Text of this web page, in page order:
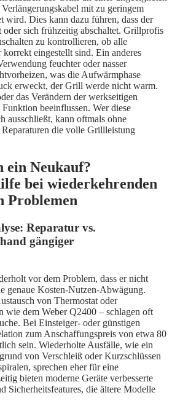
mit zu geringem
wird. Dies kann dazu führen, dass der
sich frühzeitig abschaltet. Grillprofis
zu kontrollieren, ob alle
korrekt eingestellt sind. Ein anderes
feuchter oder nasser
was die Aufwärmphase
erweckt, der Grill werde nicht warm.
das Verändern der werkseitigen
beeinflussen. Wer diese
ausschließt, kann oftmals ohne
die volle Grillleistung
ein Neukauf?
bei wiederkehrenden
Problemen
Reparatur vs.
gängiger
vor dem Problem, dass er nicht
genaue Kosten-Nutzen-Abwägung.
von Thermostat oder
wie dem Weber Q2400 – schlagen oft
Bei Einsteiger- oder günstigen
zum Anschaffungspreis von etwa 80
sein. Wiederholte Ausfälle, wie ein
von Verschleiß oder Kurzschlüssen
sprechen eher für eine
bieten moderne Geräte verbesserte
Sicherheitsfeatures, die ältere Modelle